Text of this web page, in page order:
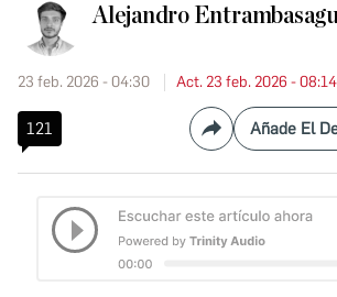
Alejandro
23 feb. 2026 - 04:30 Act. 23 feb. 2026 - 08:14
121 Compartir
Añade El